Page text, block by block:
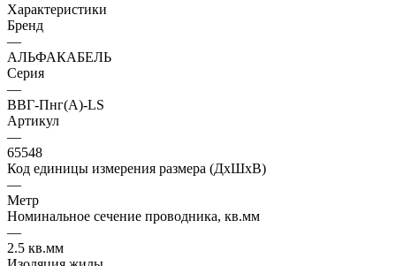
Характеристики
Бренд
—
АЛЬФАКАБЕЛЬ
Серия
—
ВВГ-Пнг(А)-LS
Артикул
—
65548
Код единицы измерения размера (ДхШхВ)
—
Метр
Номинальное сечение проводника, кв.мм
—
2.5 кв.мм